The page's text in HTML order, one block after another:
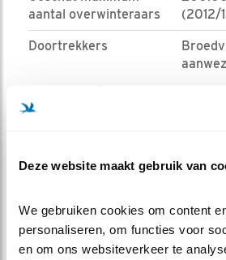
Deze website maakt gebruik van
We gebruiken cookies om content
personaliseren, om functies voor
en om ons websiteverkeer te
aantal overwinteraars
(2012/
Doortrekkers
sovon.nl